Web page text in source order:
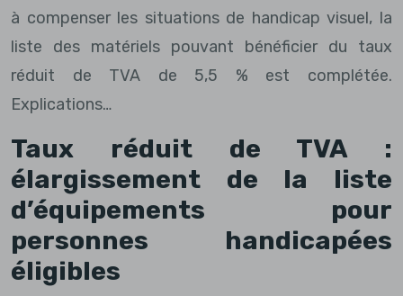
à compenser les situations de handicap visuel, la
liste des matériels pouvant bénéficier du taux
réduit de TVA de 5,5 % est complétée.
Explications…
Taux réduit de TVA :
élargissement de la liste
d’équipements pour
personnes handicapées
éligibles